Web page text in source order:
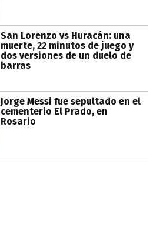
San Lorenzo vs Huracán: una
muerte, 22 minutos de juego y
dos versiones de un duelo de
barras
Jorge Messi fue sepultado en el
cementerio El Prado, en
Rosario